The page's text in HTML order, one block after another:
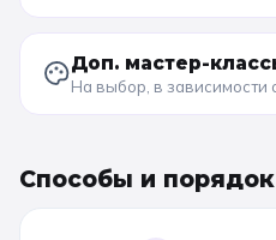
Доп. мастер-
На выбор, в зависимости
Способы и